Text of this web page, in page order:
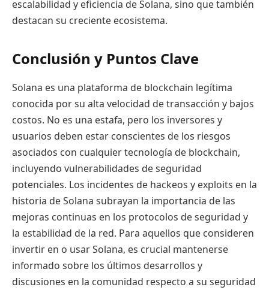
escalabilidad y eficiencia de Solana, sino que también
destacan su creciente ecosistema.
Conclusión y Puntos Clave
Solana es una plataforma de blockchain legítima
conocida por su alta velocidad de transacción y bajos
costos. No es una estafa, pero los inversores y
usuarios deben estar conscientes de los riesgos
asociados con cualquier tecnología de blockchain,
incluyendo vulnerabilidades de seguridad
potenciales. Los incidentes de hackeos y exploits en la
historia de Solana subrayan la importancia de las
mejoras continuas en los protocolos de seguridad y
la estabilidad de la red. Para aquellos que consideren
invertir en o usar Solana, es crucial mantenerse
informado sobre los últimos desarrollos y
discusiones en la comunidad respecto a su seguridad